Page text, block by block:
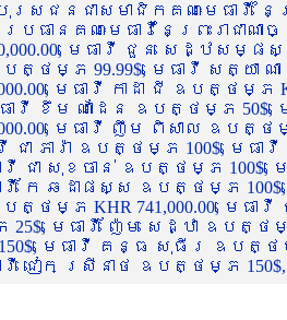
ជនជាសមាជិកគណៈមេធាវី
ប្រធានគណៈមេធាវីនៃព្រះរា
មេធាវី ជួន សេដ្ឋស
ថម្ភ 99.99$, មេធាវី សត្យា ណ
មេធាវី កាដា ជី ឧបត្ថម្ភ
ាវី ខឹម ណាដែន ឧបត្ថម្ភ 50$,
មេធាវី ញឹម ពិសាល ឧបត្ថ
ជា ភារ៉ា ឧបត្ថម្ភ 100$, មេ
វី ជា សុខចាន់ ឧបត្ថម្ភ
វី កែ ឆដាផស្ស ឧបត្ថម្ភ
បត្ថម្ភ KHR 741,000.00, មេ
មេធាវី ញ៉ែម សេដ្ឋា ឧបត្ថ
មេធាវី គន្ធ សុធីរ ឧបត្ថម្ភ
វី ជៀក ស្រីនាថ ឧបត្ថម្ភ 150$,